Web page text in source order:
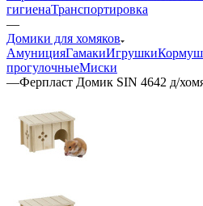
гигиенаТранспортировка
—
Домики для хомяков
АмуницияГамакиИгрушки
прогулочныеМиски
—Ферпласт Домик SIN 4642 д/